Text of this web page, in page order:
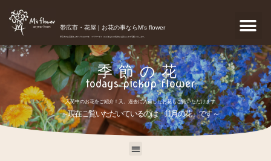
帯広市・花屋 | お花の事ならM's flower
帯広市のお花屋さんM's flowerです。フラワーギフトなどあなたの気持ちを真心こめて宅配いたします。
季節の花
todays pickup flower
入荷中のお花をご紹介！又、過去に入荷したお花もご覧いただけます
～現在ご覧いただいているのは「11月の花」です～